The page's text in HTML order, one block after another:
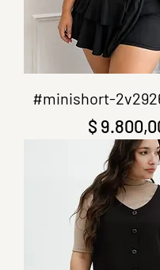
#minishort-
Precio
$